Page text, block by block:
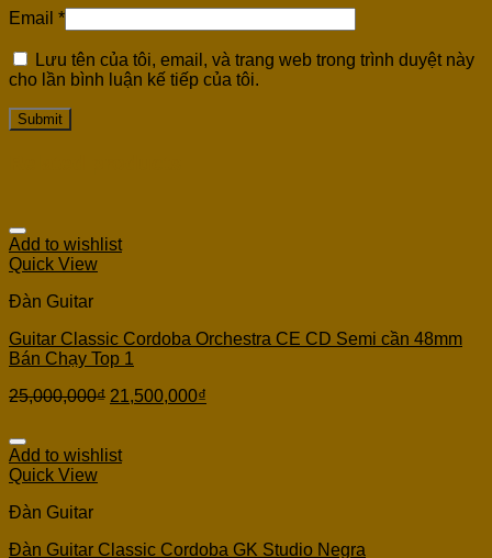
Email *
Lưu tên của tôi, email, và trang web trong trình duyệt này
cho lần bình luận kế tiếp của tôi.
Add to wishlist
Quick View
Đàn Guitar
Guitar Classic Cordoba Orchestra CE CD Semi cần 48mm
Bán Chạy Top 1
25,000,000₫ 21,500,000₫
Add to wishlist
Quick View
Đàn Guitar
Đàn Guitar Classic Cordoba GK Studio Negra